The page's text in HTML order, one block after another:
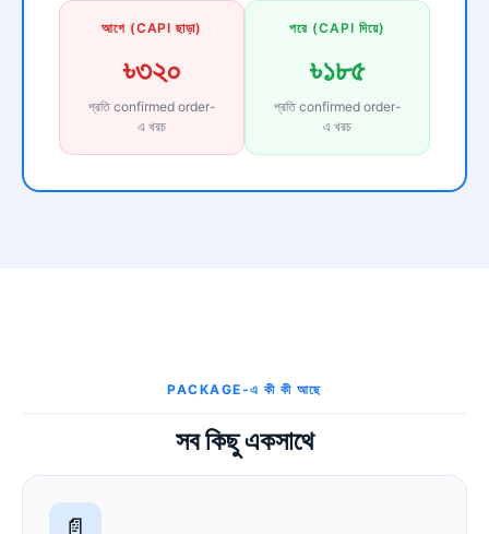
আগে (CAPI ছাড়া)
৳৩২০
প্রতি confirmed order-
এ খরচ
পরে (CAPI দিয়ে)
৳১৮৫
প্রতি confirmed order-
এ খরচ
PACKAGE-এ কী কী আছে
সব কিছু একসাথে
📄